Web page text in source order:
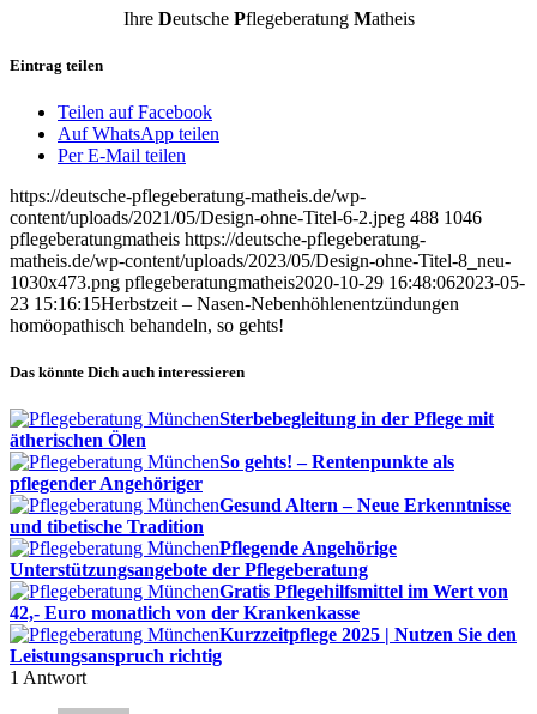
Ihre Deutsche Pflegeberatung Matheis
Eintrag teilen
Teilen auf Facebook
Auf WhatsApp teilen
Per E-Mail teilen
https://deutsche-pflegeberatung-matheis.de/wp-
content/uploads/2021/05/Design-ohne-Titel-6-2.jpeg 488 1046
pflegeberatungmatheis https://deutsche-pflegeberatung-
matheis.de/wp-content/uploads/2023/05/Design-ohne-Titel-8_neu-
1030x473.png pflegeberatungmatheis2020-10-29 16:48:062023-05-
23 15:16:15Herbstzeit – Nasen-Nebenhöhlenentzündungen
homöopathisch behandeln, so gehts!
Das könnte Dich auch interessieren
Sterbebegleitung in der Pflege mit
ätherischen Ölen
So gehts! – Rentenpunkte als
pflegender Angehöriger
Gesund Altern – Neue Erkenntnisse
und tibetische Tradition
Pflegende Angehörige
Unterstützungsangebote der Pflegeberatung
Gratis Pflegehilfsmittel im Wert von
42,- Euro monatlich von der Krankenkasse
Kurzzeitpflege 2025 | Nutzen Sie den
Leistungsanspruch richtig
1 Antwort